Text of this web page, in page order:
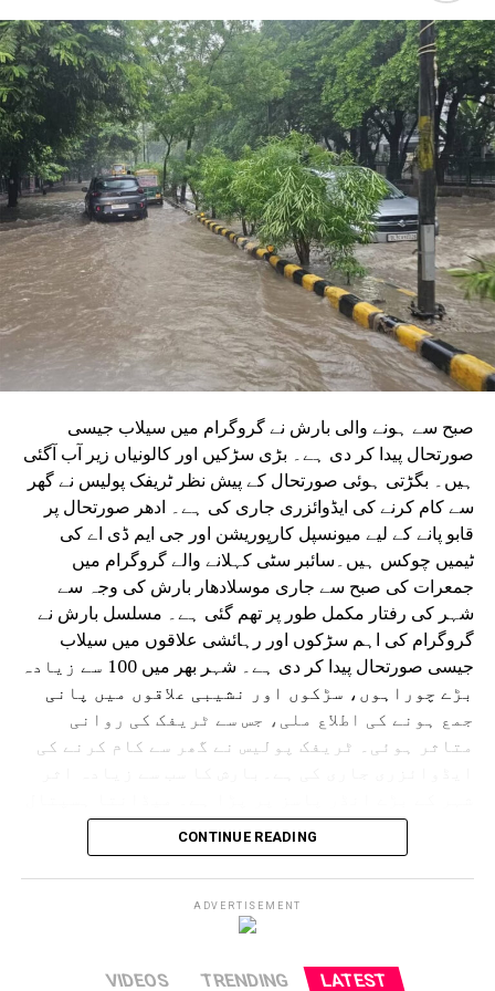
ہیں۔ ان دونوں راستوں کو اتر پردیش کی کابینہ سے بھی
منظوری مل چکی ہے۔ مرکزی منظوری کے بعد، NMRC نے ان
دونوں راستوں پر کام شروع کرنے کے لیے تقریباً چھ ماہ قبل
ٹینڈر جاری کیا تھا۔ ٹینڈر کی آخری تاریخ میں دو بار توسیع کی
گئی۔ اب اس عمل کے لیے ایجنسی کا انتخاب کر لیا گیا ہے۔این
ایم آر سی کے عہدیداروں نے بتایا کہ دونوں راستوں پر کام
شروع کرنے کے لئے ایل این ٹی نامی ایجنسی کا انتخاب کیا گیا
ہے۔ یہ ایجنسی دونوں راستوں پر تعمیراتی کام کرے گی۔
دونوں راستوں پر سول کام کے لیے منتخب کردہ ایجنسی لارسن
اینڈ ٹوبرو (L&T) ہے۔ سول ورک کی تخمینہ لاگت 1,200 کروڑ
ہے۔اس لائن پر آٹھ اسٹیشن بنائے جائیں گے۔ ان میں
سیکٹر-38A بوٹینیکل گارڈن، سیکٹر-44، نوئیڈا آفس، سیکٹر-96،
سیکٹر-97، سیکٹر-105، سیکٹر-108، سیکٹر-93، اور پنچشیل
بوائز انٹر کالج شامل ہوں گے۔
صبح سے ہونے والی بارش نے گروگرام میں سیلاب جیسی
صورتحال پیدا کر دی ہے۔ بڑی سڑکیں اور کالونیاں زیر آب آگئی
ہیں۔ بگڑتی ہوئی صورتحال کے پیش نظر ٹریفک پولیس نے گھر
سے کام کرنے کی ایڈوائزری جاری کی ہے۔ ادھر صورتحال پر
قابو پانے کے لیے میونسپل کارپوریشن اور جی ایم ڈی اے کی
ٹیمیں چوکس ہیں۔سائبر سٹی کہلانے والے گروگرام میں
جمعرات کی صبح سے جاری موسلادھار بارش کی وجہ سے
شہر کی رفتار مکمل طور پر تھم گئی ہے۔ مسلسل بارش نے
گروگرام کی اہم سڑکوں اور رہائشی علاقوں میں سیلاب
جیسی صورتحال پیدا کر دی ہے۔ شہر بھر میں 100 سے زیادہ
بڑے چوراہوں، سڑکوں اور نشیبی علاقوں میں پانی
جمع ہونے کی اطلاع ملی، جس سے ٹریفک کی روانی
متاثر ہوئی۔ ٹریفک پولیس نے گھر سے کام کرنے کی
سے دہلی کی طرف جانے والا انڈر پاس کئی فٹ پانی سے
بھر گیا۔ ایک گاڑی رک گئی اور پانی بھرنے میں
پھنس گئی۔ اسی طرح سرائے الوردی ریلوے انڈر پاس
مکمل طور پر زیر آب آ گیا جس سے گاڑیوں کی
آمدورفت مکمل طور پر متاثر ہوئی۔ ڈرائیورز اپنی
ڈالنے پر مجبور ہوگئے، جب کہ کئی مقامات پر پانی
CONTINUE READING
ADVERTISEMENT
LATEST
TRENDING
VIDEOS